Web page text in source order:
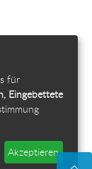
für
Eingebettete
Akzeptieren